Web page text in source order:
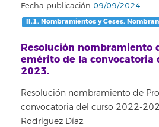
Fecha publicación 09/09/2024
II.1. Nombramientos y Ceses.
Resolución nombramiento
emérito de la convocatoria
2023.
Resolución nombramiento de
convocatoria del curso 2022-
Rodríguez Díaz.